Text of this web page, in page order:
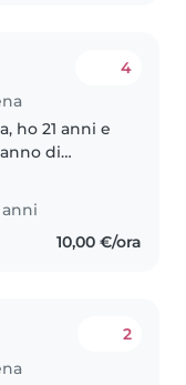
4
ho 21 anni e
di
(laurea
Ho già
anni
10,00 €/ora
2